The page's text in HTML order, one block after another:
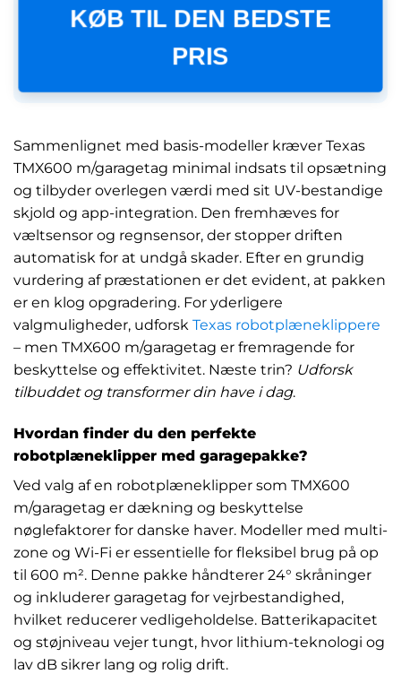
KØB TIL DEN BEDSTE
PRIS
Sammenlignet med basis-modeller kræver Texas
TMX600 m/garagetag minimal indsats til opsætning
og tilbyder overlegen værdi med sit UV-bestandige
skjold og app-integration. Den fremhæves for
væltsensor og regnsensor, der stopper driften
automatisk for at undgå skader. Efter en grundig
vurdering af præstationen er det evident, at pakken
er en klog opgradering. For yderligere
valgmuligheder, udforsk Texas robotplæneklippere
– men TMX600 m/garagetag er fremragende for
beskyttelse og effektivitet. Næste trin? Udforsk
tilbuddet og transformer din have i dag.
Hvordan finder du den perfekte
robotplæneklipper med garagepakke?
Ved valg af en robotplæneklipper som TMX600
m/garagetag er dækning og beskyttelse
nøglefaktorer for danske haver. Modeller med multi-
zone og Wi-Fi er essentielle for fleksibel brug på op
til 600 m². Denne pakke håndterer 24° skråninger
og inkluderer garagetag for vejrbestandighed,
hvilket reducerer vedligeholdelse. Batterikapacitet
og støjniveau vejer tungt, hvor lithium-teknologi og
lav dB sikrer lang og rolig drift.